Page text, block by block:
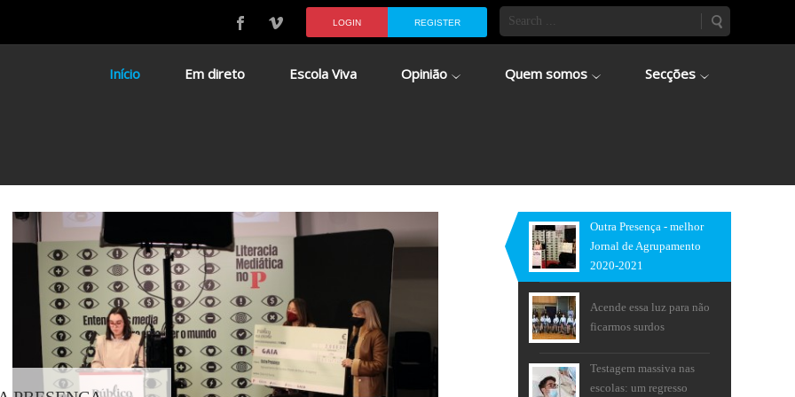
LOGIN REGISTER
Início Em direto Escola Viva Opinião Quem somos Secções
Outra Presença - melhor
Jornal de Agrupamento
2020-2021
Acende essa luz para não
ficarmos surdos
Testagem massiva nas
escolas: um regresso